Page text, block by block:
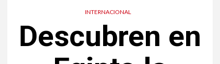
INTERNACIONAL
Descubren en